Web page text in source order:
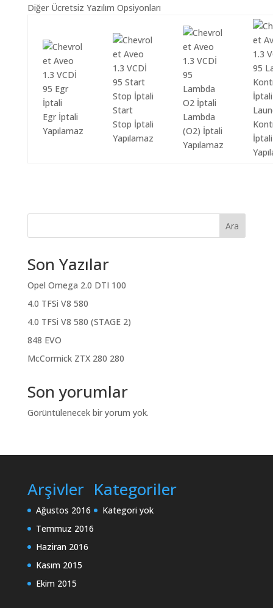
Diğer Ücretsiz Yazılım Opsiyonları
Egr İptali
Yapılamaz
Start
Stop İptali
Yapılamaz
Lambda
(O2) İptali
Yapılamaz
İptali
Ara
Son Yazılar
Opel Omega 2.0 DTI 100
4.0 TFSi V8 580
4.0 TFSi V8 580 (STAGE 2)
848 EVO
McCormick ZTX 280 280
Son yorumlar
Görüntülenecek bir yorum yok.
Arşivler
Ağustos 2016
Temmuz 2016
Haziran 2016
Kasım 2015
Ekim 2015
Kategoriler
Kategori yok